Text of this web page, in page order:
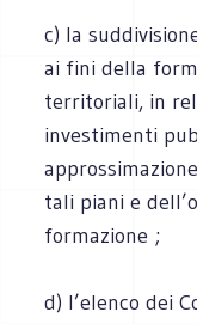
c) la
ai fini della
territoriali, in
investimenti
tali piani e
formazione ;
d) l’elenco dei